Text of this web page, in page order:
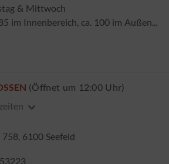
& Mittwoch
im Innenbereich, ca. 100 im Außen...
(Öffnet um 12:00 Uhr)
6100 Seefeld